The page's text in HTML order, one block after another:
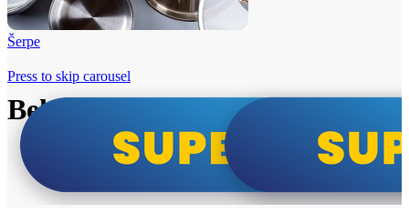
Šerpe
Beko i Tesla super cene
Press to skip carousel